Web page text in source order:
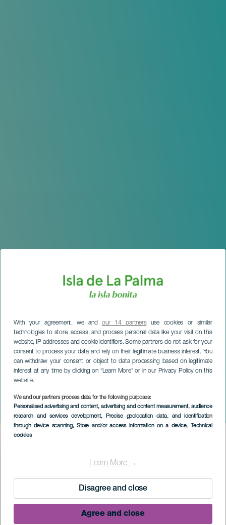
With your agreement, we andour 14 partnersuse cookies or similar
technologies to store, access, and process personal data like your visit on this
website, IP addresses and cookie identifiers. Some partners do not ask for your
consent to process your data and rely on their legitimate business interest. You
can withdraw your consent or object to data processing based on legitimate
interest at any time by clicking on “Learn More” or in our Privacy Policy on this
website.
We and our partners process data for the following purposes:
Personalised advertising and content, advertising and content measurement, audience
research and services development, Precise geolocation data, and identification
through device scanning, Store and/or access information on a device, Technical
cookies
Learn More →
Disagree and close
Agree and close
Nettene med Cristito
LA PALMA
Imagen